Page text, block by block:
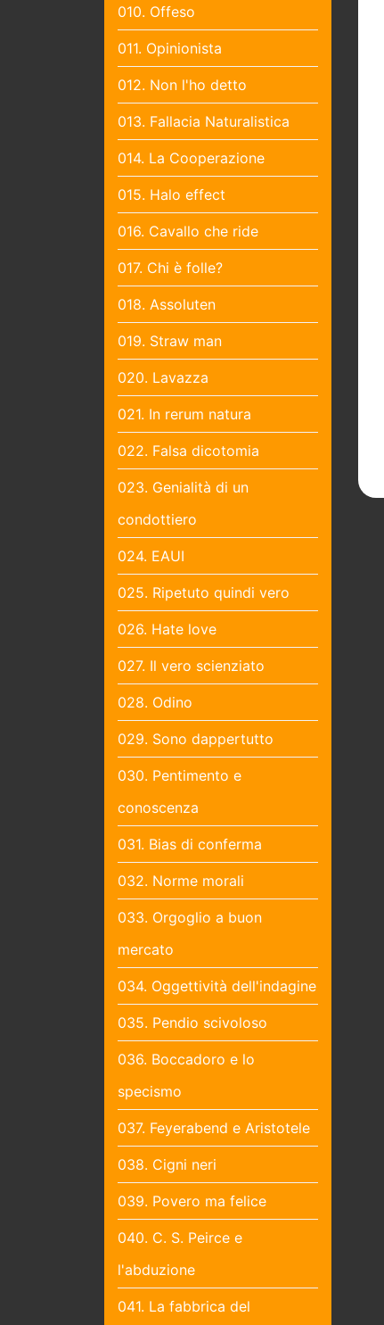
010. Offeso
011. Opinionista
012. Non l'ho detto
013. Fallacia Naturalistica
014. La Cooperazione
015. Halo effect
016. Cavallo che ride
017. Chi è folle?
018. Assoluten
019. Straw man
020. Lavazza
021. In rerum natura
022. Falsa dicotomia
023. Genialità di un
condottiero
024. EAUI
025. Ripetuto quindi vero
026. Hate love
027. Il vero scienziato
028. Odino
029. Sono dappertutto
030. Pentimento e
conoscenza
031. Bias di conferma
032. Norme morali
033. Orgoglio a buon
mercato
034. Oggettività dell'indagine
035. Pendio scivoloso
036. Boccadoro e lo
specismo
037. Feyerabend e Aristotele
038. Cigni neri
039. Povero ma felice
040. C. S. Peirce e
l'abduzione
041. La fabbrica del